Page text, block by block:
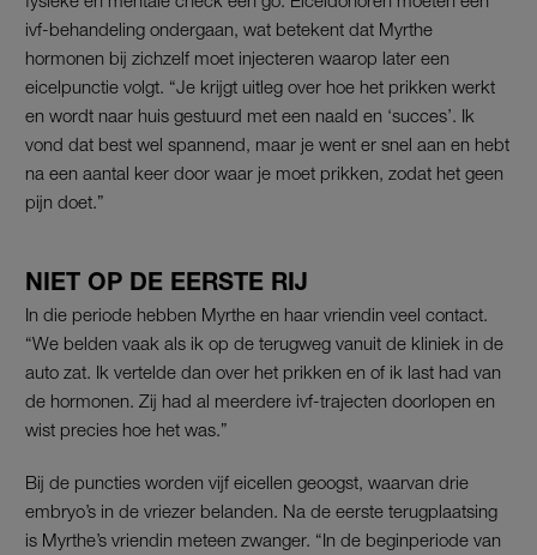
ivf-behandeling ondergaan, wat betekent dat Myrthe
hormonen bij zichzelf moet injecteren waarop later een
eicelpunctie volgt. “Je krijgt uitleg over hoe het prikken werkt
en wordt naar huis gestuurd met een naald en ‘succes’. Ik
vond dat best wel spannend, maar je went er snel aan en hebt
na een aantal keer door waar je moet prikken, zodat het geen
pijn doet.”
NIET OP DE EERSTE RIJ
In die periode hebben Myrthe en haar vriendin veel contact.
“We belden vaak als ik op de terugweg vanuit de kliniek in de
auto zat. Ik vertelde dan over het prikken en of ik last had van
de hormonen. Zij had al meerdere ivf-trajecten doorlopen en
wist precies hoe het was.”
Bij de puncties worden vijf eicellen geoogst, waarvan drie
embryo’s in de vriezer belanden. Na de eerste terugplaatsing
is Myrthe’s vriendin meteen zwanger. “In de beginperiode van